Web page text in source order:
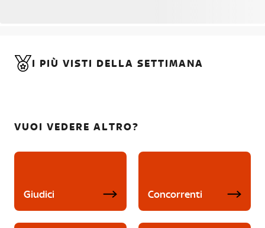
I PIÙ VISTI DELLA SETTIMANA
VUOI VEDERE ALTRO?
Giudici Concorrenti